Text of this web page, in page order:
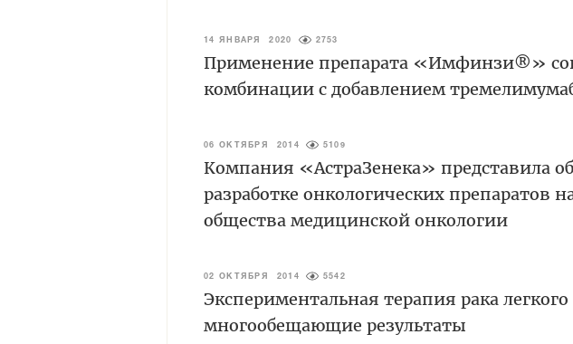
14 ЯНВАРЯ 2020 2753
Применение препарата «Имфинзи®»
комбинации с добавлением
06 ОКТЯБРЯ 2014 5109
Компания «АстраЗенека» представила
разработке онкологических препаратов
общества медицинской онкологии
02 ОКТЯБРЯ 2014 5542
Экспериментальная терапия рака
многообещающие результаты